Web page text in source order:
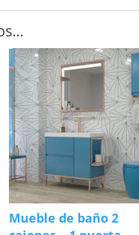
Mueble de baño 2